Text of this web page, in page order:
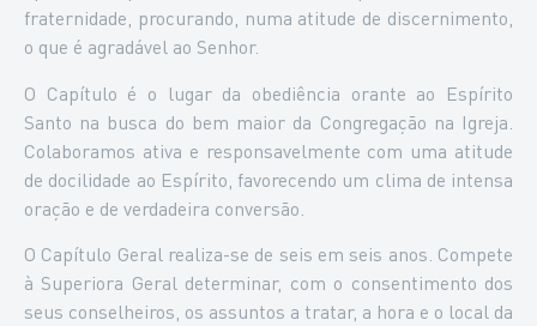
fraternidade, procurando, numa atitude de discernimento,
o que é agradável ao Senhor.
O Capítulo é o lugar da obediência orante ao Espírito
Santo na busca do bem maior da Congregação na Igreja.
Colaboramos ativa e responsavelmente com uma atitude
de docilidade ao Espírito, favorecendo um clima de intensa
oração e de verdadeira conversão.
O Capítulo Geral realiza-se de seis em seis anos. Compete
à Superiora Geral determinar, com o consentimento dos
seus conselheiros, os assuntos a tratar, a hora e o local da